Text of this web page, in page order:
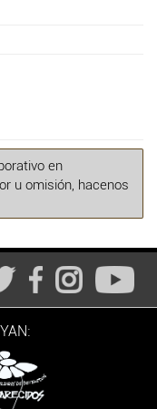
en
u omisión, hacenos